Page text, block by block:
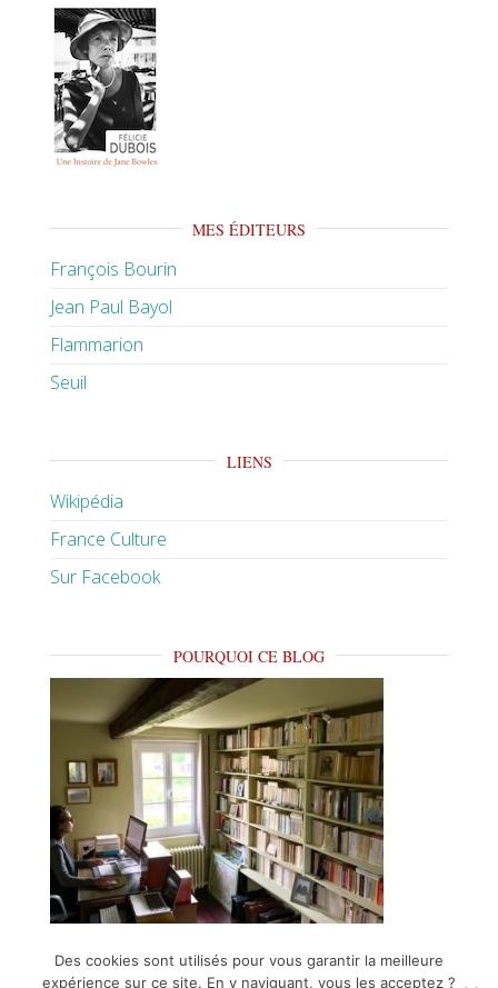
MES ÉDITEURS
François Bourin
Jean Paul Bayol
Flammarion
Seuil
LIENS
Wikipédia
France Culture
Sur Facebook
POURQUOI CE BLOG
Des cookies sont utilisés pour vous garantir la meilleure
expérience sur ce site. En y naviguant, vous les acceptez ?